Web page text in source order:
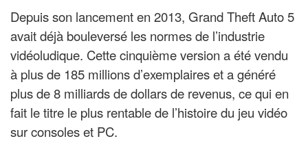
Depuis son lancement en 2013, Grand Theft Auto 5
avait déjà bouleversé les normes de l’industrie
vidéoludique. Cette cinquième version a été vendu
à plus de 185 millions d’exemplaires et a généré
plus de 8 milliards de dollars de revenus, ce qui en
fait le titre le plus rentable de l’histoire du jeu vidéo
sur consoles et PC.